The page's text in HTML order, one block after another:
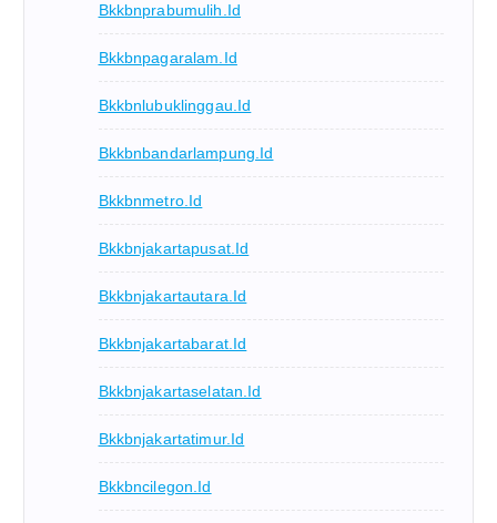
Bkkbnprabumulih.id
Bkkbnpagaralam.id
Bkkbnlubuklinggau.id
Bkkbnbandarlampung.id
Bkkbnmetro.id
Bkkbnjakartapusat.id
Bkkbnjakartautara.id
Bkkbnjakartabarat.id
Bkkbnjakartaselatan.id
Bkkbnjakartatimur.id
Bkkbncilegon.id